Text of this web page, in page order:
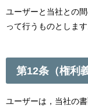
ユーザーと当社との
って行うものとします
第12条（権利
ユーザーは，当社の